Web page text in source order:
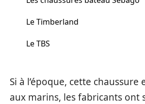
Le Timberland
Le TBS
Si à l’époque, cette chaussure
aux marins, les fabricants ont